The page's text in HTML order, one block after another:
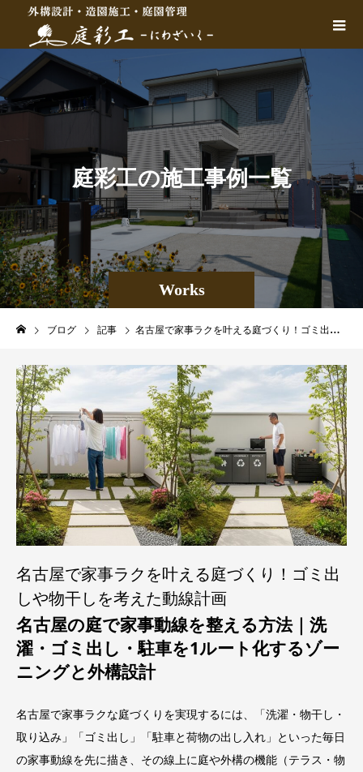
Works
庭彩工の施工事例一覧
ブログ 記事 名古屋で家事ラクを叶える庭づくり！ゴミ出しや物干しを考えた動線計画
名古屋で家事ラクを叶える庭づくり！ゴミ出
しや物干しを考えた動線計画
名古屋の庭で家事動線を整える方法｜洗
濯・ゴミ出し・駐車を1ルート化するゾー
ニングと外構設計
名古屋で家事ラクな庭づくりを実現するには、「洗濯・物干し・
取り込み」「ゴミ出し」「駐車と荷物の出し入れ」といった毎日
の家事動線を先に描き、その線上に庭や外構の機能（テラス・物